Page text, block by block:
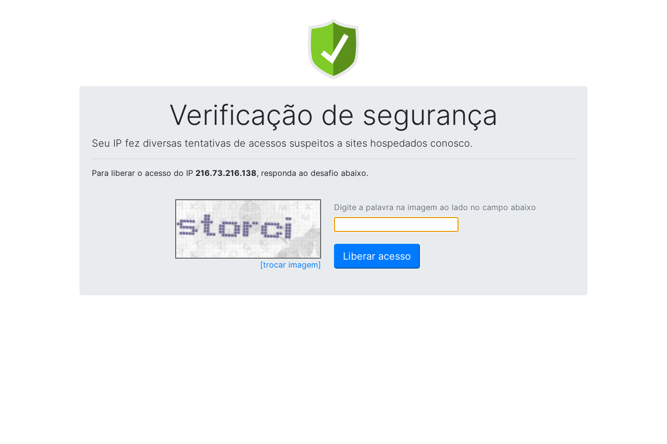
Verificação de segurança
Seu IP fez diversas tentativas de acessos suspeitos a sites hospedados conosco.
Para liberar o acesso do IP 216.73.216.138, responda ao desafio abaixo.
[trocar imagem]
Digite a palavra na imagem ao lado no campo abaixo